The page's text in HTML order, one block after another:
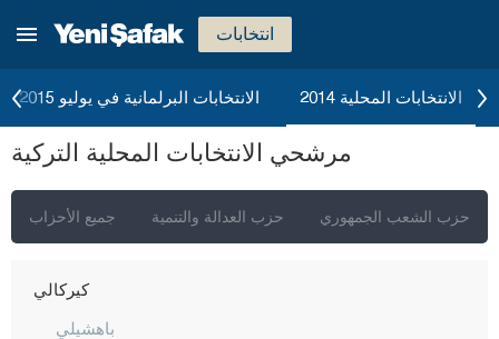
انتخابات
الانتخابات البرلمانية في يوليو 2015 الانتخابات المحلية 2014
مرشحي الانتخابات المحلية التركية
جميع الأحزاب حزب العدالة والتنمية حزب الشعب الجمهوري
قارابوك
كرامان
كارس
كاستاموني
كلّس
كيركالي
باهشيلي